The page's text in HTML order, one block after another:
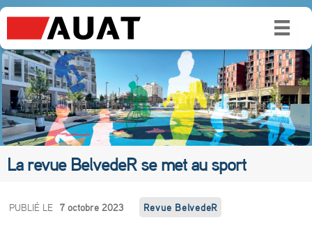
La revue BelvedeR se met au sport
L
PUBLIÉ LE 7 octobre 2023 Revue BelvedeR